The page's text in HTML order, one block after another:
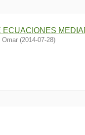
ECUACIONES
Omar (2014-07-28)